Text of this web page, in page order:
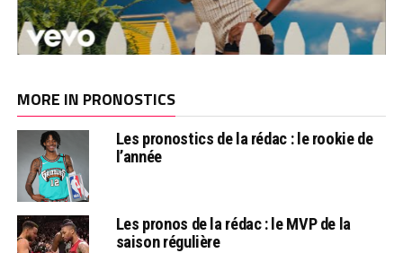
MORE IN PRONOSTICS
Les pronostics de la rédac : le rookie de
l’année
Les pronos de la rédac : le MVP de la
saison régulière